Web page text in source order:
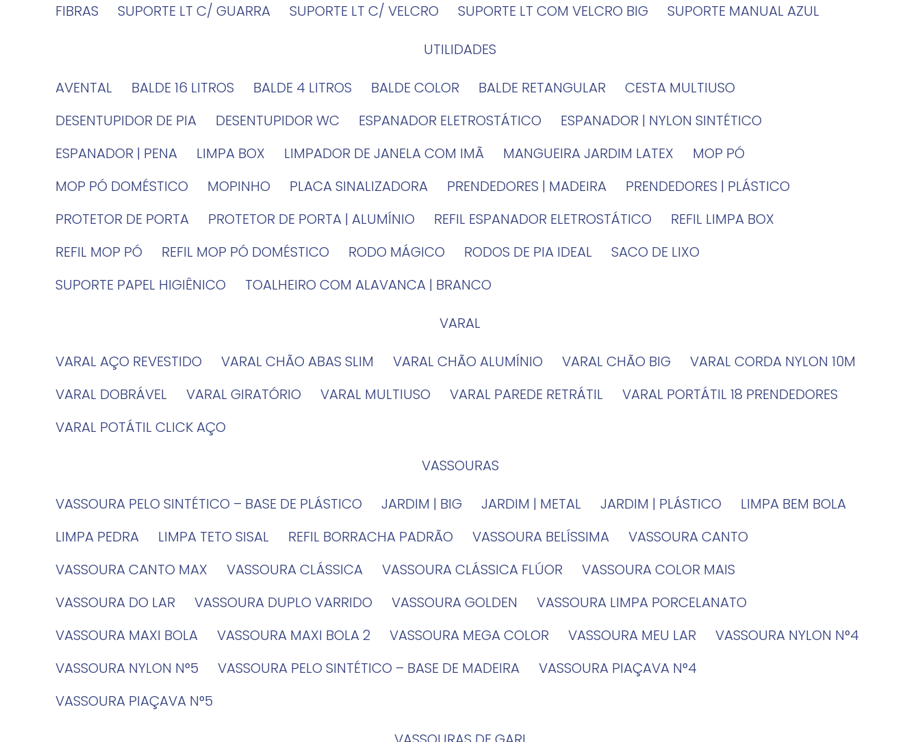
FIBRAS
SUPORTE LT C/ GUARRA SUPORTE LT C/ VELCRO SUPORTE LT COM VELCRO BIG
SUPORTE MANUAL AZUL
UTILIDADES
AVENTAL
BALDE 16 LITROS BALDE 4 LITROS BALDE COLOR BALDE RETANGULAR
CESTA MULTIUSO
DESENTUPIDOR DE PIA
DESENTUPIDOR WC ESPANADOR ELETROSTÁTICO
ESPANADOR | NYLON SINTÉTICO
ESPANADOR | PENA
LIMPA BOX LIMPADOR DE JANELA COM IMÃ MANGUEIRA JARDIM LATEX
MOP PÓ
MOP PÓ DOMÉSTICO
MOPINHO PLACA SINALIZADORA PRENDEDORES | MADEIRA
PRENDEDORES | PLÁSTICO
PROTETOR DE PORTA
PROTETOR DE PORTA | ALUMÍNIO REFIL ESPANADOR ELETROSTÁTICO
REFIL LIMPA BOX
REFIL MOP PÓ
REFIL MOP PÓ DOMÉSTICO RODO MÁGICO RODOS DE PIA IDEAL
SACO DE LIXO
SUPORTE PAPEL HIGIÊNICO
TOALHEIRO COM ALAVANCA | BRANCO
VARAL
VARAL AÇO REVESTIDO
VARAL CHÃO ABAS SLIM VARAL CHÃO ALUMÍNIO VARAL CHÃO BIG
VARAL CORDA NYLON 10M
VARAL DOBRÁVEL
VARAL GIRATÓRIO VARAL MULTIUSO VARAL PAREDE RETRÁTIL
VARAL PORTÁTIL 18 PRENDEDORES
VARAL POTÁTIL CLICK AÇO
VASSOURAS
VASSOURA PELO SINTÉTICO – BASE DE PLÁSTICO
JARDIM | BIG JARDIM | METAL JARDIM | PLÁSTICO
LIMPA BEM BOLA
LIMPA PEDRA
LIMPA TETO SISAL REFIL BORRACHA PADRÃO VASSOURA BELÍSSIMA
VASSOURA CANTO
VASSOURA CANTO MAX
VASSOURA CLÁSSICA VASSOURA CLÁSSICA FLÚOR
VASSOURA COLOR MAIS
VASSOURA DO LAR
VASSOURA DUPLO VARRIDO VASSOURA GOLDEN
VASSOURA LIMPA PORCELANATO
VASSOURA MAXI BOLA
VASSOURA MAXI BOLA 2 VASSOURA MEGA COLOR VASSOURA MEU LAR
VASSOURA NYLON N°4
VASSOURA NYLON N°5
VASSOURA PELO SINTÉTICO – BASE DE MADEIRA
VASSOURA PIAÇAVA N°4
VASSOURA PIAÇAVA N°5